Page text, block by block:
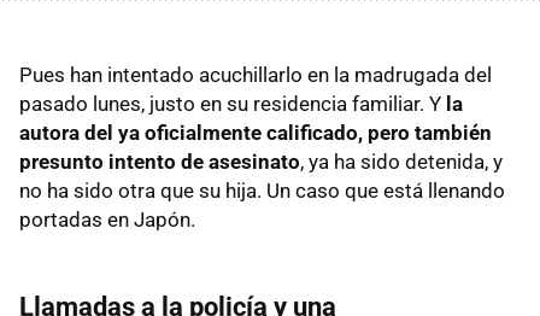
Pues han intentado acuchillarlo en la madrugada del
pasado lunes, justo en su residencia familiar. Y la
autora del ya oficialmente calificado, pero también
presunto intento de asesinato, ya ha sido detenida, y
no ha sido otra que su hija. Un caso que está llenando
portadas en Japón.
Llamadas a la policía y una